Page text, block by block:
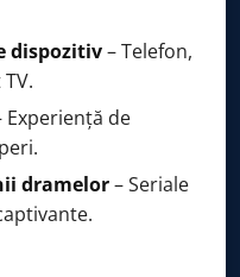
dispozitiv– Telefon,
Experiență de
dramelor– Seriale